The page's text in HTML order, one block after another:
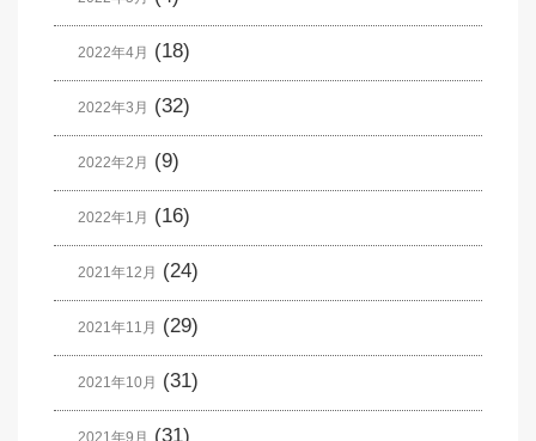
2022年4月 (18)
2022年3月 (32)
2022年2月 (9)
2022年1月 (16)
2021年12月 (24)
2021年11月 (29)
2021年10月 (31)
2021年9月 (31)